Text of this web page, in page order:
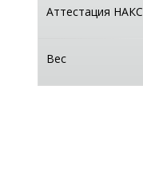
Аттестация НАКС
Вес